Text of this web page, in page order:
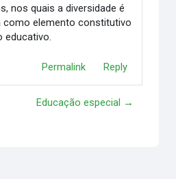
nos quais a diversidade é
como elemento constitutivo
educativo.
Permalink Reply
Educação especial →